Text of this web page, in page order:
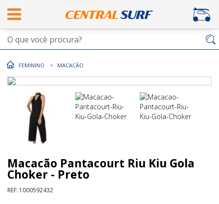
FEMININO MACACÃO
Macacão Pantacourt Riu Kiu Gola
Choker - Preto
REF: 1000592432